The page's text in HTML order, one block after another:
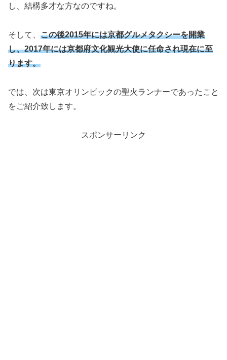
し、結構多才な方なのですね。
そして、 この後2015年には京都グルメタクシーを開業
し、2017年には京都府文化観光大使に任命され現在に至
ります。
では、次は東京オリンピックの聖火ランナーであったこと
をご紹介致します。
スポンサーリンク